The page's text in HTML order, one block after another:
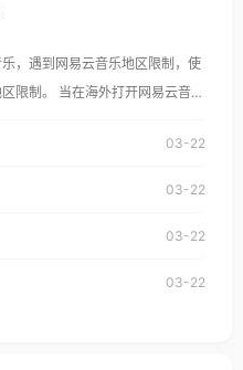
，出现地区及版权限制问题，且
问题的朋友们，
，即可解决「海外用户收听腾讯
、澳大利亚、欧洲等国家和地区
，遇到网易云音乐地区限制，使
打开网易云音
亚、欧洲等国家和地区时，网易
地区播放。 遇到这个问题
区版权限制」的问题，无论人在
03-22
03-22
03-22
03-22